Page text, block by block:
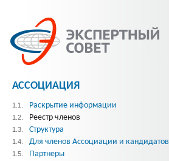
АССОЦИАЦИЯ
1.1. Раскрытие информации
1.2. Реестр членов
1.3. Структура
1.4. Для членов Ассоциации и кандидатов
1.5. Партнеры